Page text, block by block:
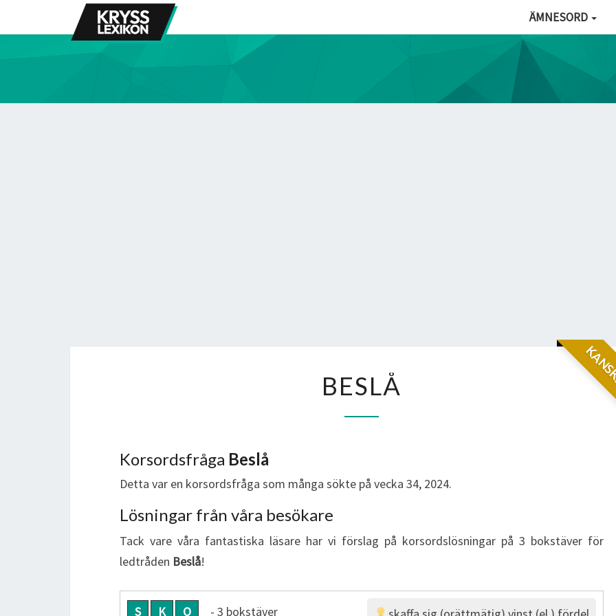
ÄMNESORD
BESLÅ
Korsordsfråga Beslå
Detta var en korsordsfråga som många sökte på vecka 34, 2024.
Lösningar från våra besökare
Tack vare våra fantastiska läsare har vi förslag på korsordslösningar på 3 bokstäver för
ledtråden Beslå!
S K O - 3 bokstäver